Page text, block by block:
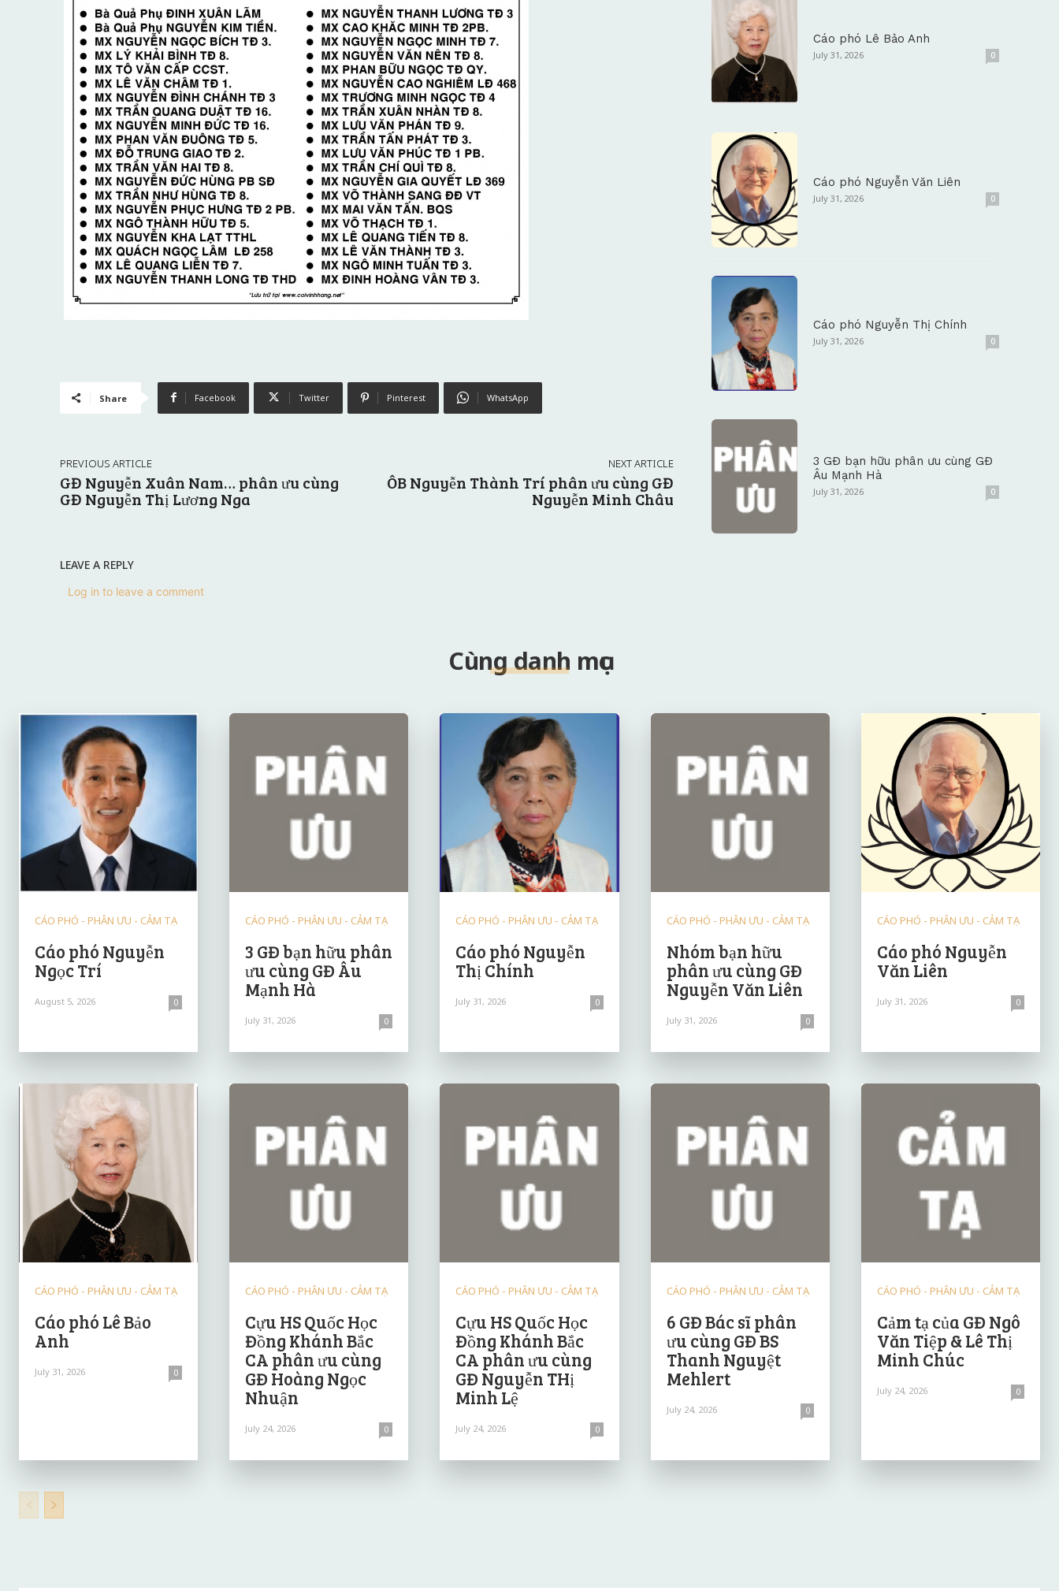
Share Facebook Twitter Pinterest WhatsApp
PREVIOUS ARTICLE
GĐ Nguyễn Xuân Nam… phân ưu cùng
GĐ Nguyễn Thị Lương Nga
NEXT ARTICLE
ÔB Nguyễn Thành Trí phân ưu cùng GĐ
Nguyễn Minh Châu
LEAVE A REPLY
Log in to leave a comment
Cáo phó Lê Bảo Anh
July 31, 2026 0
Cáo phó Nguyễn Văn Liên
July 31, 2026 0
Cáo phó Nguyễn Thị Chính
July 31, 2026 0
3 GĐ bạn hữu phân ưu cùng GĐ
Âu Mạnh Hà
July 31, 2026 0
Cùng danh mục
CÁO PHÓ - PHÂN ƯU - CẢM TẠ
Cáo phó Nguyễn
Ngọc Trí
August 5, 2026 0
CÁO PHÓ - PHÂN ƯU - CẢM TẠ
3 GĐ bạn hữu phân
ưu cùng GĐ Âu
Mạnh Hà
July 31, 2026 0
CÁO PHÓ - PHÂN ƯU - CẢM TẠ
Cáo phó Nguyễn
Thị Chính
July 31, 2026 0
CÁO PHÓ - PHÂN ƯU - CẢM TẠ
Nhóm bạn hữu
phân ưu cùng GĐ
Nguyễn Văn Liên
July 31, 2026 0
CÁO PHÓ - PHÂN ƯU - CẢM TẠ
Cáo phó Nguyễn
Văn Liên
July 31, 2026 0
CÁO PHÓ - PHÂN ƯU - CẢM TẠ
Cáo phó Lê Bảo
Anh
July 31, 2026 0
CÁO PHÓ - PHÂN ƯU - CẢM TẠ
Cựu HS Quốc Học
Đồng Khánh Bắc
CA phân ưu cùng
GĐ Hoàng Ngọc
Nhuận
July 24, 2026 0
CÁO PHÓ - PHÂN ƯU - CẢM TẠ
Cựu HS Quốc Học
Đồng Khánh Bắc
CA phân ưu cùng
GĐ Nguyễn THị
Minh Lệ
July 24, 2026 0
CÁO PHÓ - PHÂN ƯU - CẢM TẠ
6 GĐ Bác sĩ phân
ưu cùng GĐ BS
Thanh Nguyệt
Mehlert
July 24, 2026 0
CÁO PHÓ - PHÂN ƯU - CẢM TẠ
Cảm tạ của GĐ Ngô
Văn Tiệp & Lê Thị
Minh Chúc
July 24, 2026 0